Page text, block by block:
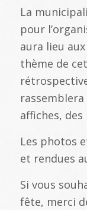
La
pour
aura lieu
thème de
affiches,
Les photos
et rendues
Si vous
fête, merci